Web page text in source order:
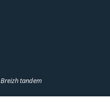
Breizh tandem